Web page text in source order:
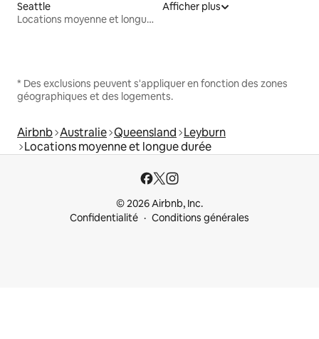
Seattle
Locations moyenne et longue durée
Afficher plus
* Des exclusions peuvent s'appliquer en fonction des zones
géographiques et des logements.
Airbnb Australie Queensland Leyburn
Locations moyenne et longue durée
© 2026 Airbnb, Inc.
Confidentialité
Conditions générales